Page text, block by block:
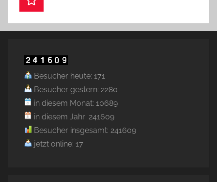
Besucher heute: 171
Besucher gestern: 2280
in diesem Monat: 10689
in diesem Jahr: 241609
Besucher insgesamt: 241609
jetzt online: 17